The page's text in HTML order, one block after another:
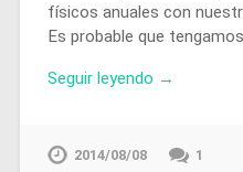
físicos anuales con
Es probable que
Seguir leyendo →
2014/08/08 1